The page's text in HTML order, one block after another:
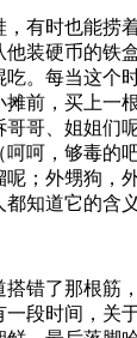
，有时也能捞
装硬币的铁
吃。每当这个
摊前，买上一
哥哥、姐姐们
呵呵，够毒的
呢；外甥狗，
知道它的含
错了那根筋
一段时间，关